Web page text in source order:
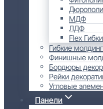
МДФ
ЛДФ
Flex
Гибкие
Финишные
Бордюры
Рейки
Угловые
Панели